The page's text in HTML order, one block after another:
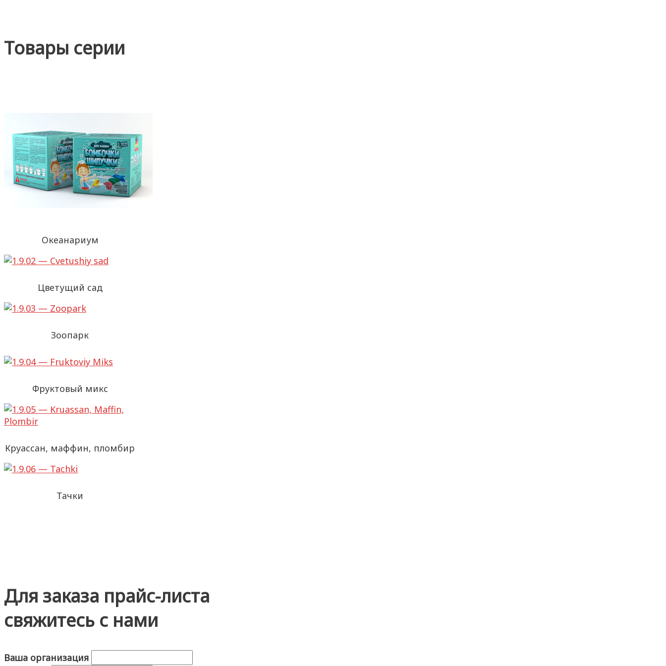
Товары серии
Океанариум
Цветущий сад
Зоопарк
Фруктовый микс
Круассан, маффин, пломбир
Тачки
Для заказа прайс-листа
свяжитесь с нами
Ваша организация